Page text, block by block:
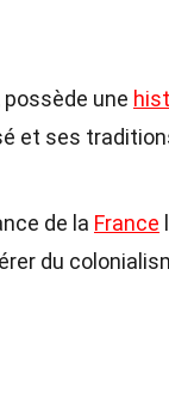
possède une
et ses
de la France
du